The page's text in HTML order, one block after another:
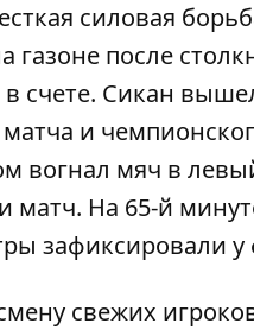
силовая
газоне после
счете. Сикан
матча и
вогнал мяч в
матч. На 65-й
зафиксировали
свежих